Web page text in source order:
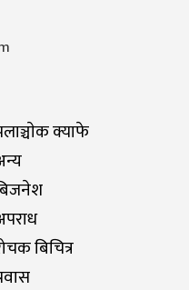
क्याफे
बिचित्र